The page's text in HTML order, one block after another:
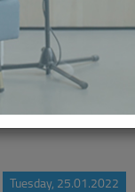
UN
Tuesday, 25.01.2022